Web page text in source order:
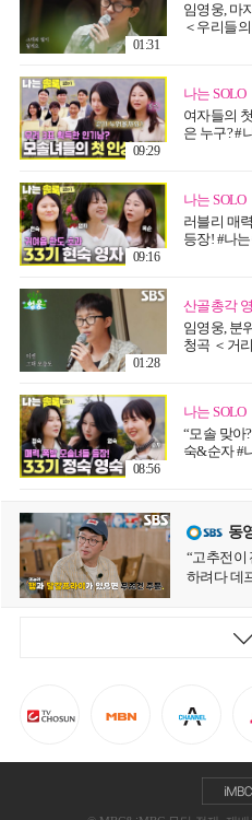
임영웅, 마
＜우리들
01:31
나는 SOLO
여자들의
은 누구? #
09:29
나는 SOLO
러블리 매
등장! #나는
09:16
산골총각
임영웅, 분
청곡 ＜거
01:28
나는 SOLO
“모솔 맞아
숙&순자 #
08:56
동
“고추전이
하려다 데